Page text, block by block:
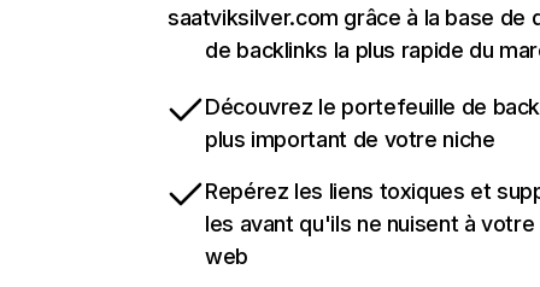
saatviksilver.com grâce à la base de
de backlinks la plus rapide du
Découvrez le portefeuille de
plus important de votre niche
Repérez les liens toxiques et
les avant qu'ils ne nuisent à
web